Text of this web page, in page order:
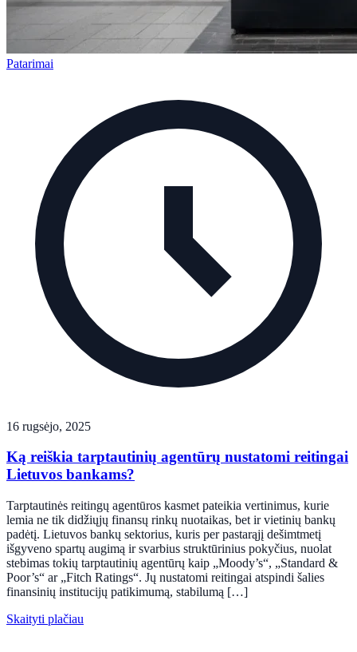
Patarimai
16 rugsėjo, 2025
Ką reiškia tarptautinių agentūrų nustatomi reitingai
Lietuvos bankams?
Tarptautinės reitingų agentūros kasmet pateikia vertinimus, kurie
lemia ne tik didžiųjų finansų rinkų nuotaikas, bet ir vietinių bankų
padėtį. Lietuvos bankų sektorius, kuris per pastarąjį dešimtmetį
išgyveno spartų augimą ir svarbius struktūrinius pokyčius, nuolat
stebimas tokių tarptautinių agentūrų kaip „Moody’s“, „Standard &
Poor’s“ ar „Fitch Ratings“. Jų nustatomi reitingai atspindi šalies
finansinių institucijų patikimumą, stabilumą […]
Skaityti plačiau